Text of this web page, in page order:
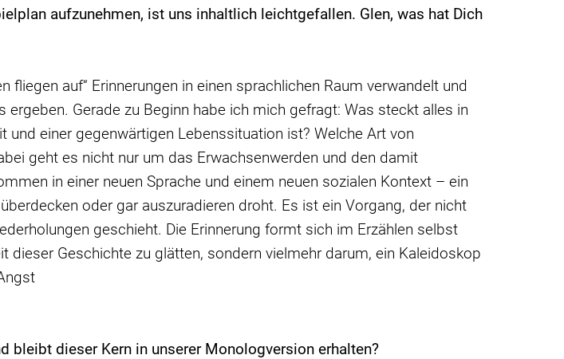
aufzunehmen, ist uns inhaltlich leichtgefallen. Glen, was hat Dich
fliegen auf“ Erinnerungen in einen sprachlichen Raum verwandelt und
Gerade zu Beginn habe ich mich gefragt: Was steckt alles in
und einer gegenwärtigen Lebenssituation ist? Welche Art von
geht es nicht nur um das Erwachsenwerden und den damit
in einer neuen Sprache und einem neuen sozialen Kontext – ein
oder gar auszuradieren droht. Es ist ein Vorgang, der nicht
geschieht. Die Erinnerung formt sich im Erzählen selbst
Geschichte zu glätten, sondern vielmehr darum, ein Kaleidoskop
bleibt dieser Kern in unserer Monologversion erhalten?